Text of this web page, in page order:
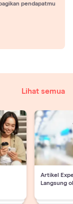
pendapatmu
Lihat semua
Artikel
Langsung